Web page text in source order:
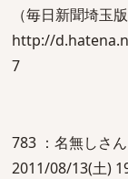
（毎日新聞埼玉版
http://
7
783 ：名無しさ
2011/08/13(土)